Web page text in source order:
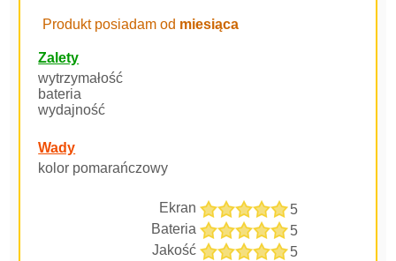
Produkt posiadam od miesiąca
Zalety
wytrzymałość
bateria
wydajność
Wady
kolor pomarańczowy
Ekran
5
Bateria
5
Jakość
5